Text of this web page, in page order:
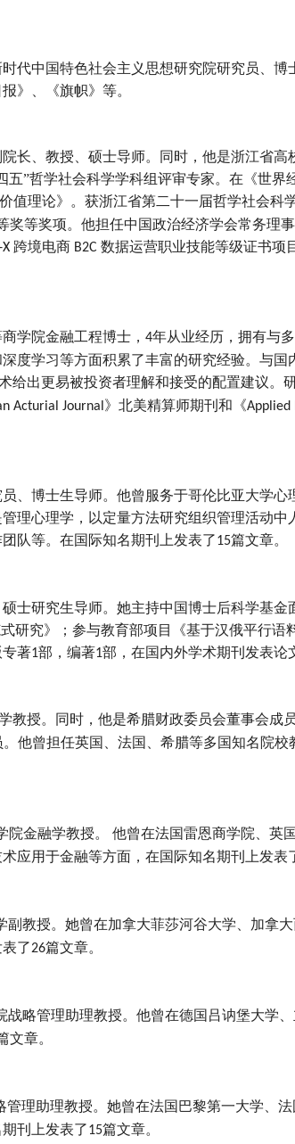
代中国特色社会主义思想研究院研究员、
》、《旗帜》等。
长、教授、硕士导师。同时，他是浙江省高
”哲学社会科学学科组评审专家。在《世界
值理论》。获浙江省第二十一届哲学社会科
等奖项。他担任中国政治经济学会常务理
跨境电商 B2C 数据运营职业技能等级证书项
学院金融工程博士， 4年从业经历，拥有与
度学习等方面积累了丰富的研究经验。与
给出更易被投资者理解和接受的配置建议。
Acturial Journal 》北美精算师期刊和《Applied
、博士生导师。他曾服务于哥伦比亚大学心
理心理学，以定量方法研究组织管理活动
队等。在国际知名期刊上发表了15篇文章。
士研究生导师。她主持中国博士后科学基
研究》；参与教育部项目《基于汉俄平行语
著1部，编著1部，在国内外学术期刊发表论
教授。同时，他是希腊财政委员会董事会成
他曾担任英国、法国、希腊等多国知名院
金融学教授。 他曾在法国雷恩商学院、英
应用于金融等方面，在国际知名期刊上发表
教授。她曾在加拿大菲莎河谷大学、加拿
了26篇文章。
战略管理助理教授。他曾在德国吕讷堡大学
文章。
管理助理教授。她曾在法国巴黎第一大学、法
刊上发表了15篇文章。